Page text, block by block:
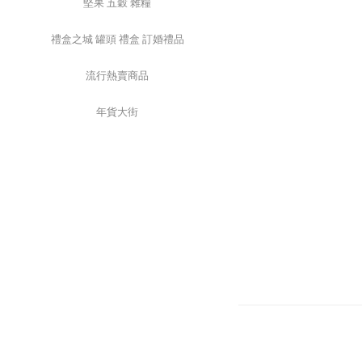
禮盒之城 罐頭 禮盒 訂婚禮品
流行熱賣商品
年貨大街